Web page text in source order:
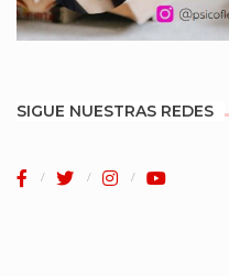
SIGUE NUESTRAS REDES